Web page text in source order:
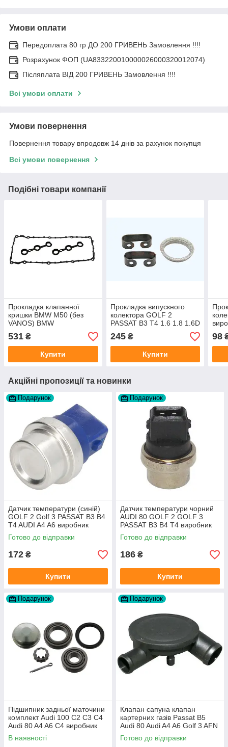
Умови оплати
Передоплата 80 гр ДО 200 ГРИВЕНЬ Замовлення !!!!
Розрахунок ФОП (UA833220010000026000320012074)
Післяплата ВІД 200 ГРИВЕНЬ Замовлення !!!!
Всі умови оплати
Умови повернення
Повернення товару впродовж 14 днів за рахунок покупця
Всі умови повернення
Подібні товари компанії
Прокладка клапанної
кришки BMW M50 (без
VANOS) BMW
11129070530 виробник
DPH Німеччина
531 ₴
Купити
Прокладка випускного
колектора GOLF 2
PASSAT B3 T4 1.6 1.8 1.6D
1.9 TD виробник JP
GROUP Данія
245₴
Купити
98
Акційні пропозиції та новинки
Подарунок
Датчик температури (синій)
GOLF 2 Golf 3 PASSAT B3 B4
T4 AUDI A4 A6 виробник
Topran Німеччина
Готово до відправки
172 ₴
Купити
Подарунок
Датчик температури чорний
AUDI 80 GOLF 2 GOLF 3
PASSAT B3 B4 T4 виробник
TOPRAN Німеччина
Готово до відправки
186 ₴
Купити
Подарунок
Підшипник задньої маточини
комплект Audi 100 C2 C3 C4
Audi 80 A4 A6 C4 виробник
FAG
В наявності
Подарунок
Клапан сапуна клапан
картерних газів Passat B5
Audi 80 Audi A4 A6 Golf 3 AFN
1Y AAZ 1Z AFF AEY AAZ AHB
AHU
Готово до відправки